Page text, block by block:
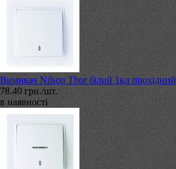
Вимикач Nilson Thor білий 1кл прохідний
78.40 грн./шт.
в наявності